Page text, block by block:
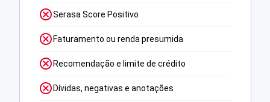
Serasa Score Positivo
Faturamento ou renda presumida
Recomendação e limite de crédito
Dívidas, negativas e anotações